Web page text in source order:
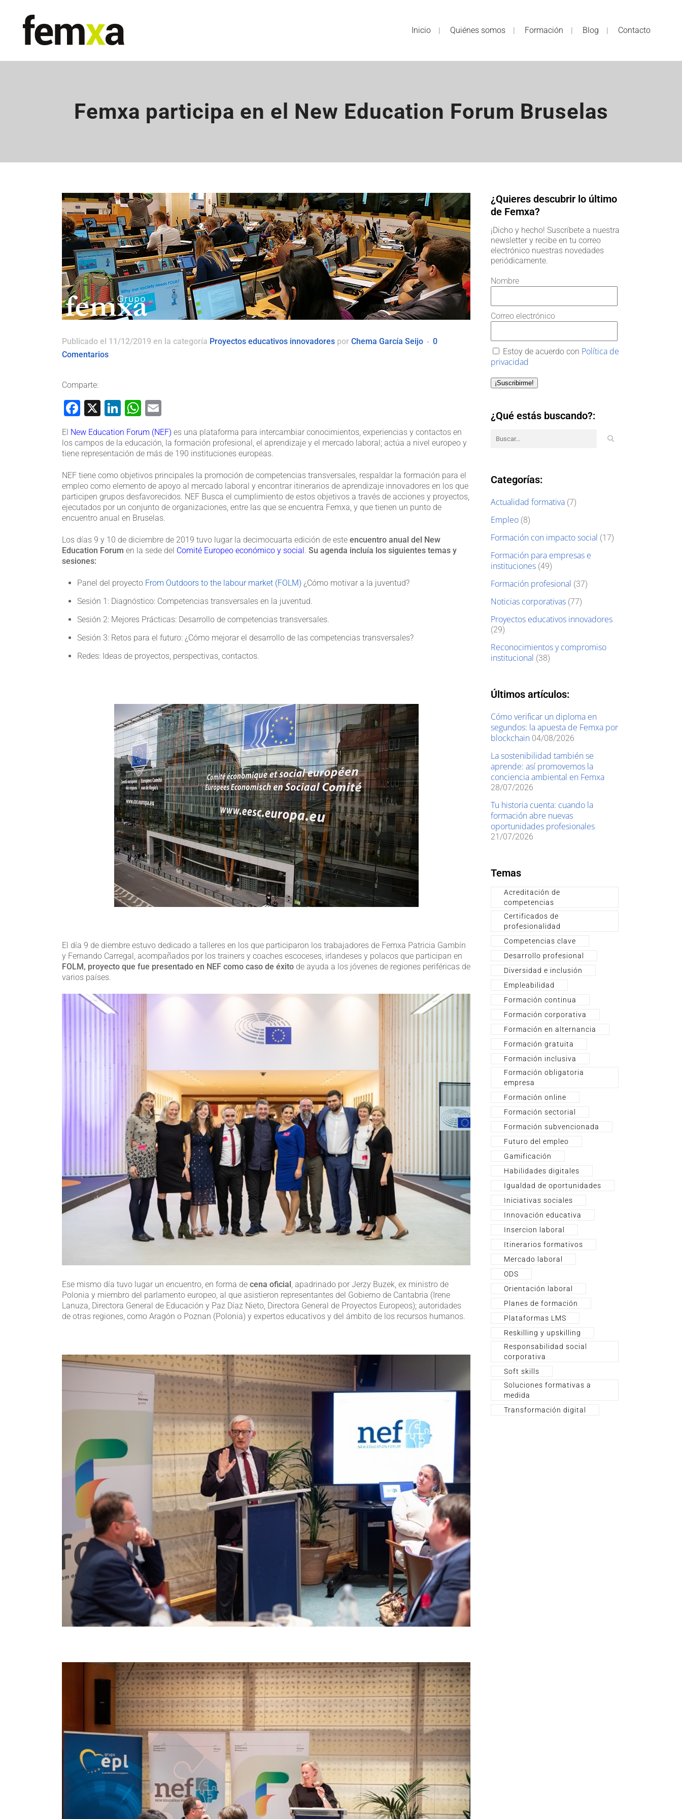
Inicio Quiénes somos Formación Blog Contacto
Femxa participa en el New Education Forum Bruselas
Publicado el 11/12/2019 en la categoría Proyectos educativos innovadores por Chema García Seijo
0
Comentarios
Comparte:
Facebook
X LinkedIn
WhatsApp
El New Education Forum (NEF) es una plataforma para intercambiar conocimientos, experiencias y contactos en
los campos de la educación, la formación profesional, el aprendizaje y el mercado laboral; actúa a nivel europeo y
tiene representación de más de 190 instituciones europeas.
NEF tiene como objetivos principales la promoción de competencias transversales, respaldar la formación para el
empleo como elemento de apoyo al mercado laboral y encontrar itinerarios de aprendizaje innovadores en los que
participen grupos desfavorecidos. NEF Busca el cumplimiento de estos objetivos a través de acciones y proyectos,
ejecutados por un conjunto de organizaciones, entre las que se encuentra Femxa, y que tienen un punto de
encuentro anual en Bruselas.
Los días 9 y 10 de diciembre de 2019 tuvo lugar la decimocuarta edición de este encuentro anual del New
Education Forum en la sede del Comité Europeo económico y social. Su agenda incluía los siguientes temas y
sesiones:
Panel del proyecto From Outdoors to the labour market (FOLM) ¿Cómo motivar a la juventud?
Sesión 1: Diagnóstico: Competencias transversales en la juventud.
Sesión 2: Mejores Prácticas: Desarrollo de competencias transversales.
Sesión 3: Retos para el futuro: ¿Cómo mejorar el desarrollo de las competencias transversales?
Redes: Ideas de proyectos, perspectivas, contactos.
El día 9 de diembre estuvo dedicado a talleres en los que participaron los trabajadores de Femxa Patricia Gambín
y Fernando Carregal, acompañados por los trainers y coaches escoceses, irlandeses y polacos que participan en
FOLM, proyecto que fue presentado en NEF como caso de éxito de ayuda a los jóvenes de regiones periféricas de
varios países.
Ese mismo día tuvo lugar un encuentro, en forma de cena oficial , apadrinado por Jerzy Buzek, ex ministro de
Polonia y miembro del parlamento europeo, al que asistieron representantes del Gobierno de Cantabria (Irene
Lanuza, Directora General de Educación y Paz Díaz Nieto, Directora General de Proyectos Europeos); autoridades
de otras regiones, como Aragón o Poznan (Polonia) y expertos educativos y del ámbito de los recursos humanos.
¿Quieres descubrir lo último
de Femxa?
¡Dicho y hecho! Suscríbete a nuestra
newsletter y recibe en tu correo
electrónico nuestras novedades
periódicamente.
Nombre
Correo electrónico
Estoy de acuerdo con Política de
privacidad
¡Suscribirme!
¿Qué estás buscando?:
Categorías:
Actualidad formativa (7)
Empleo (8)
Formación con impacto social (17)
Formación para empresas e
instituciones (49)
Formación profesional (37)
Noticias corporativas (77)
Proyectos educativos innovadores
(29)
Reconocimientos y compromiso
institucional (38)
Últimos artículos:
Cómo verificar un diploma en
segundos: la apuesta de Femxa por
blockchain 04/08/2026
La sostenibilidad también se
aprende: así promovemos la
conciencia ambiental en Femxa
28/07/2026
Tu historia cuenta: cuando la
formación abre nuevas
oportunidades profesionales
21/07/2026
Temas
Acreditación de
competencias
Certificados de
profesionalidad
Competencias clave
Desarrollo profesional
Diversidad e inclusión
Empleabilidad
Formación continua
Formación corporativa
Formación en alternancia
Formación gratuita
Formación inclusiva
Formación obligatoria
empresa
Formación online
Formación sectorial
Formación subvencionada
Futuro del empleo
Gamificación
Habilidades digitales
Igualdad de oportunidades
Iniciativas sociales
Innovación educativa
Insercion laboral
Itinerarios formativos
Mercado laboral
ODS
Orientación laboral
Planes de formación
Plataformas LMS
Reskilling y upskilling
Responsabilidad social
corporativa
Soft skills
Soluciones formativas a
medida
Transformación digital